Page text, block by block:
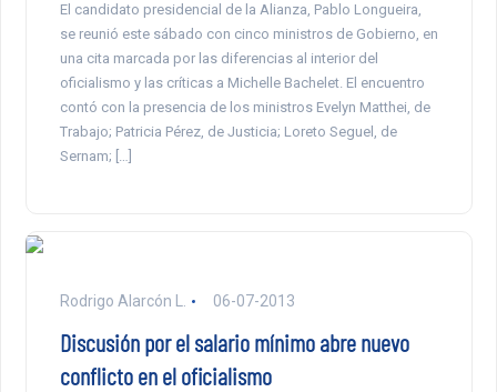
El candidato presidencial de la Alianza, Pablo Longueira,
se reunió este sábado con cinco ministros de Gobierno, en
una cita marcada por las diferencias al interior del
oficialismo y las críticas a Michelle Bachelet. El encuentro
contó con la presencia de los ministros Evelyn Matthei, de
Trabajo; Patricia Pérez, de Justicia; Loreto Seguel, de
Sernam; […]
Rodrigo Alarcón L. 06-07-2013
Discusión por el salario mínimo abre nuevo
conflicto en el oficialismo